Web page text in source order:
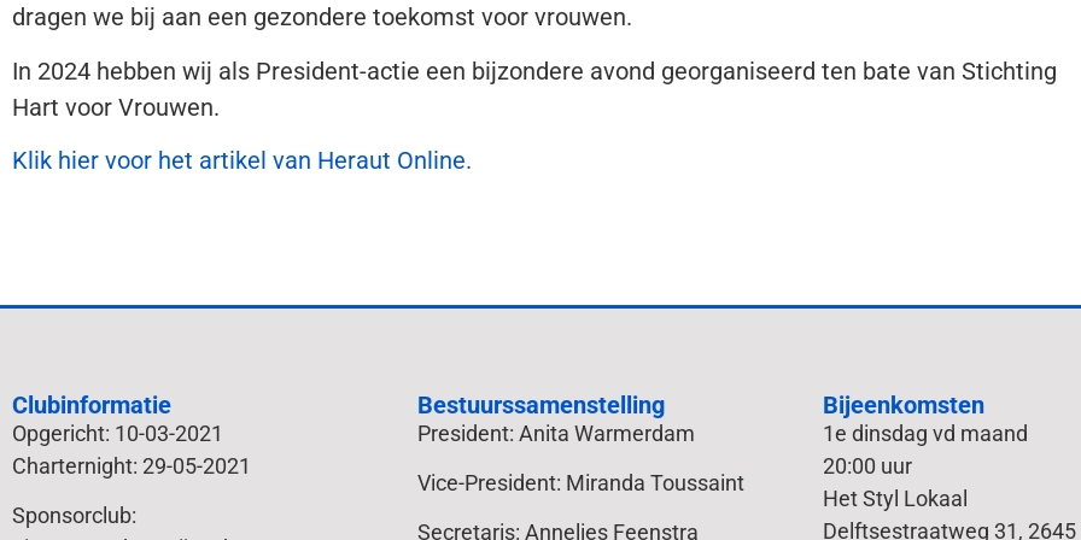
dragen we bij aan een gezondere toekomst voor vrouwen.
In 2024 hebben wij als President-actie een bijzondere avond georganiseerd ten bate van Stichting
Hart voor Vrouwen.
Klik hier voor het artikel van Heraut Online.
Clubinformatie
Opgericht: 10-03-2021
Charternight: 29-05-2021
Sponsorclub:
Bestuurssamenstelling
President: Anita Warmerdam
Vice-President: Miranda Toussaint
Secretaris: Annelies Feenstra
Bijeenkomsten
1e dinsdag vd maand
20:00 uur
Het Styl Lokaal
Delftsestraatweg 31, 2645